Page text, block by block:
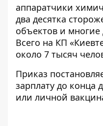
аппаратчики
два десятка
объектов и многие
Всего на КП
около 7 тысяч
Приказ
зарплату до конца
или личной